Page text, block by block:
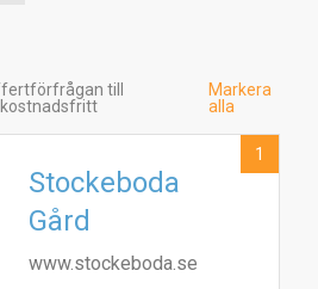
till
Markera
alla
Stockeboda
Gård
www.stockeboda.se
1